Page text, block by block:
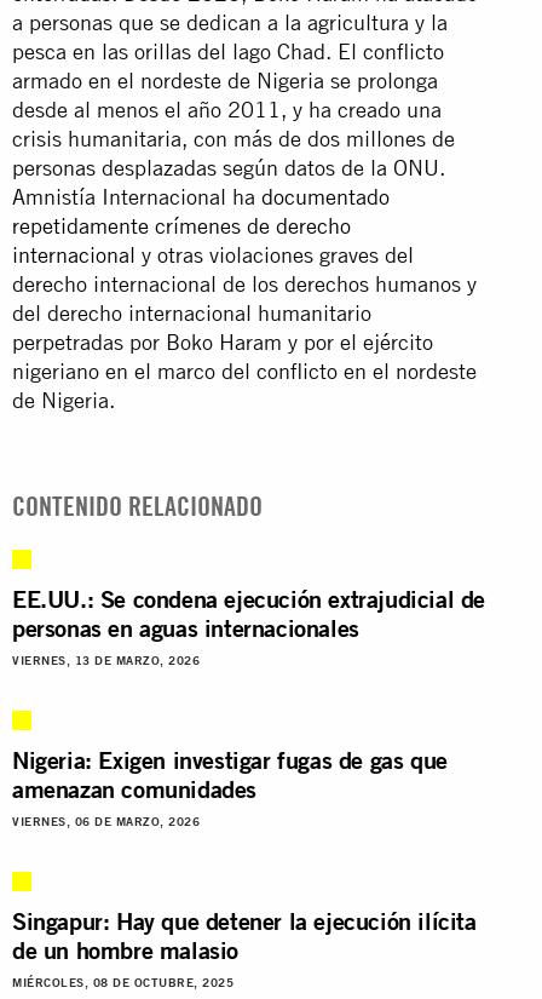
a personas que se dedican a la agricultura y la
pesca en las orillas del lago Chad. El conflicto
armado en el nordeste de Nigeria se prolonga
desde al menos el año 2011, y ha creado una
crisis humanitaria, con más de dos millones de
personas desplazadas según datos de la ONU.
Amnistía Internacional ha documentado
repetidamente crímenes de derecho
internacional y otras violaciones graves del
derecho internacional de los derechos humanos y
del derecho internacional humanitario
perpetradas por Boko Haram y por el ejército
nigeriano en el marco del conflicto en el nordeste
de Nigeria.
CONTENIDO RELACIONADO
EE.UU.: Se condena ejecución extrajudicial de
personas en aguas internacionales
VIERNES, 13 DE MARZO, 2026
Nigeria: Exigen investigar fugas de gas que
amenazan comunidades
VIERNES, 06 DE MARZO, 2026
Singapur: Hay que detener la ejecución ilícita
de un hombre malasio
MIÉRCOLES, 08 DE OCTUBRE, 2025